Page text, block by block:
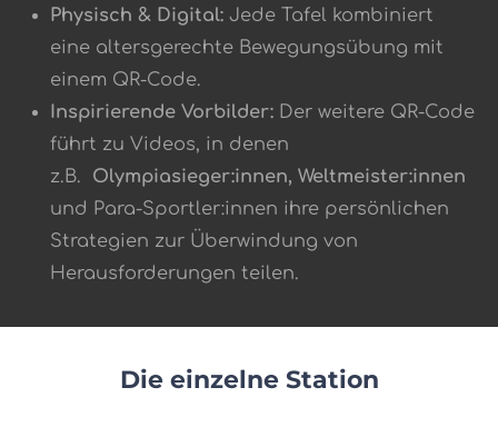
Physisch & Digital:Jede Tafel kombiniert
eine altersgerechte Bewegungsübung mit
einem QR-Code.
Inspirierende Vorbilder:Der weitere QR-Code
führt zu Videos, in denen
z.B. Olympiasieger:innen, Weltmeister:innen
und Para-Sportler:innen ihre persönlichen
Strategien zur Überwindung von
Herausforderungen teilen.
Die einzelne Station